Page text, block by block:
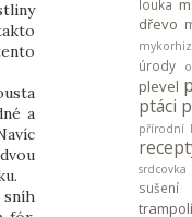
a
louka
dřevo
úrody
plevel
ptáci
přírodní
srdcovka
sušení